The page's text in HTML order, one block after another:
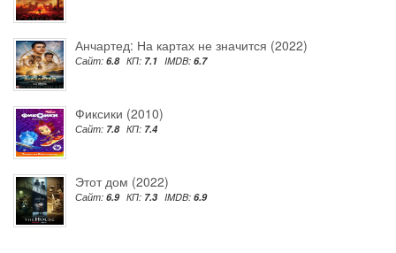
Анчартед: На картах не значится (2022)
Сайт: 6.8 КП: 7.1 IMDB: 6.7
Фиксики (2010)
Сайт: 7.8 КП: 7.4
Этот дом (2022)
Сайт: 6.9 КП: 7.3 IMDB: 6.9